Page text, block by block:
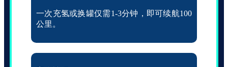
一次充氢或换罐仅需1-3分钟，即可续航100
公里。